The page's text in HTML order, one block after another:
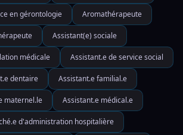
en gérontologie Aromathérapeute
Assistant(e) sociale
médicale Assistant.e de service social
dentaire Assistant.e familial.e
maternel.le Assistant.e médical.e
d'administration hospitalière